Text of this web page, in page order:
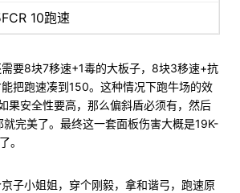
10跑速
要8块7移速+1毒的大板子，8块3移速+抗
把跑速凑到150。这种情况下跑牛场的效
果安全性要高，那么偏斜盾必须有，然后
完美了。最终这一套面板伤害大概是19K-
。
子小姐姐，穿个刚毅，拿和谐弓，跑速原